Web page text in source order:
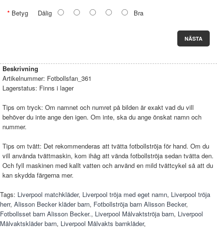
Betyg Dålig Bra
NÄSTA
Beskrivning
Artikelnummer: Fotbollsfan_361
Lagerstatus: Finns i lager
Tips om tryck: Om namnet och numret på bilden är exakt vad du vill
behöver du inte ange den igen. Om inte, ska du ange önskat namn och
nummer.
Tips om tvätt: Det rekommenderas att tvätta fotbollströja för hand. Om du
vill använda tvättmaskin, kom ihåg att vända fotbollströja sedan tvätta den.
Och fyll maskinen med kallt vatten och använd en mild tvättcykel så att du
kan skydda färgerna mer.
Tags: Liverpool matchkläder, Liverpool tröja med eget namn, Liverpool tröja
herr, Alisson Becker kläder barn, Fotbollströja barn Alisson Becker,
Fotbollsset barn Alisson Becker., Liverpool Målvaktströja barn, Liverpool
Målvaktskläder barn, Liverpool Målvakts barnkläder,